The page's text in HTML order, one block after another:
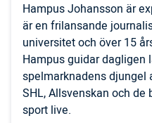
Hampus Johansson är
är en frilansande
universitet och över 15
Hampus guidar dagligen
spelmarknadens djungel
SHL, Allsvenskan och
sport live.